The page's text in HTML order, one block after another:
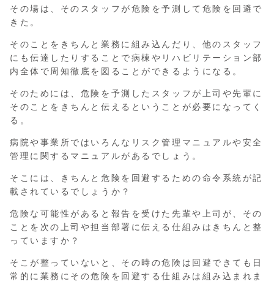
その場は、そのスタッフが危険を予測して危険を回避で
きた。
そのことをきちんと業務に組み込んだり、他のスタッフ
にも伝達したりすることで病棟やリハビリテーション部
内全体で周知徹底を図ることができるようになる。
そのためには、危険を予測したスタッフが上司や先輩に
そのことをきちんと伝えるということが必要になってく
る。
病院や事業所ではいろんなリスク管理マニュアルや安全
管理に関するマニュアルがあるでしょう。
そこには、きちんと危険を回避するための命令系統が記
載されているでしょうか？
危険な可能性があると報告を受けた先輩や上司が、その
ことを次の上司や担当部署に伝える仕組みはきちんと整
っていますか？
そこが整っていないと、その時の危険は回避できても日
常的に業務にその危険を回避する仕組みは組み込まれま